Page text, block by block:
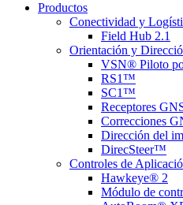
Productos
Conectividad y
Field Hub 2.1
Orientación y
VSN® Piloto
RS1™
SC1™
Receptores
Correcciones
Dirección del
DirecSteer™
Controles de
Hawkeye® 2
Módulo de